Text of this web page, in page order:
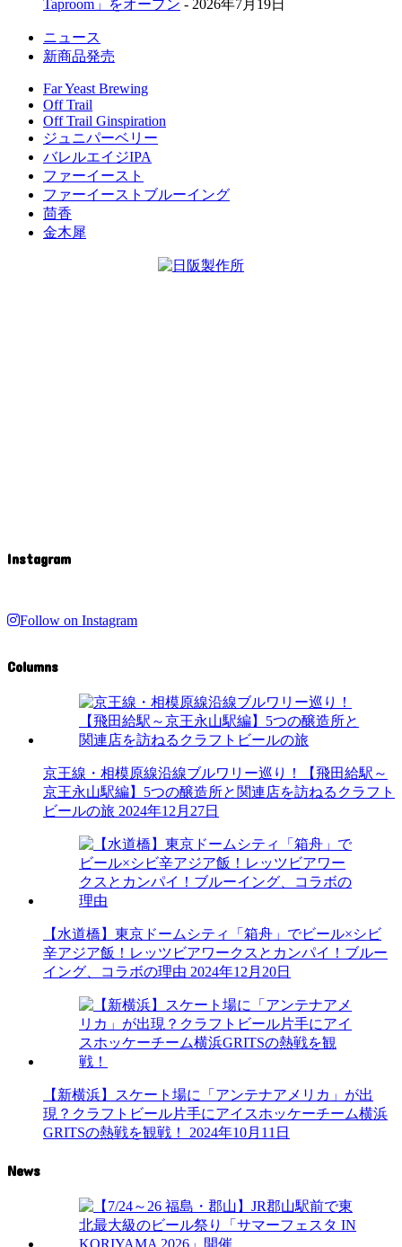
Taproom」をオープン - 2026年7月19日
ニュース
新商品発売
Far Yeast Brewing
Off Trail
Off Trail Ginspiration
ジュニパーベリー
バレルエイジIPA
ファーイースト
ファーイーストブルーイング
茴香
金木犀
Instagram
Follow on Instagram
Columns
京王線・相模原線沿線ブルワリー巡り！【飛田給駅～
京王永山駅編】5つの醸造所と関連店を訪ねるクラフト
ビールの旅 2024年12月27日
【水道橋】東京ドームシティ「箱舟」でビール×シビ
辛アジア飯！レッツビアワークスとカンパイ！ブルー
イング、コラボの理由 2024年12月20日
【新横浜】スケート場に「アンテナアメリカ」が出
現？クラフトビール片手にアイスホッケーチーム横浜
GRITSの熱戦を観戦！
2024年10月11日
News